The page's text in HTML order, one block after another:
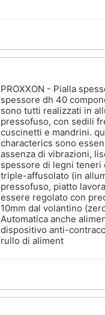
PROXXON - Pialla
spessore dh 40
sono tutti realizzati in
pressofuso, con sedili
cuscinetti e mandrini.
characterics sono
assenza di vibrazioni,
spessore di legni teneri
triple-affusolato (in
pressofuso, piatto
essere regolato con
10mm dal volantino
Automatica anche
dispositivo anti-
rullo di aliment